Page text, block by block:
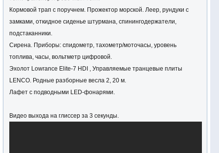
Кормовой трап с поручнем. Прожектор морской. Леер, рундуки с
замками, откидное сиденье штурмана, спинингодержатели,
подстаканники.
Сирена. Приборы: спидометр, тахометр/моточасы, уровень
топлива, часы, вольтметр цифровой.
Эхолот Lowrance Elite-7 HDI , Управляемые транцевые плиты
LENCO. Родные разборные весла 2, 20 м.
Лафет c подводными LED-фонарями.
Видео выхода на глиссер за 3 секунды.